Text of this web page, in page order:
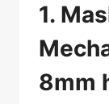
1.
8mm